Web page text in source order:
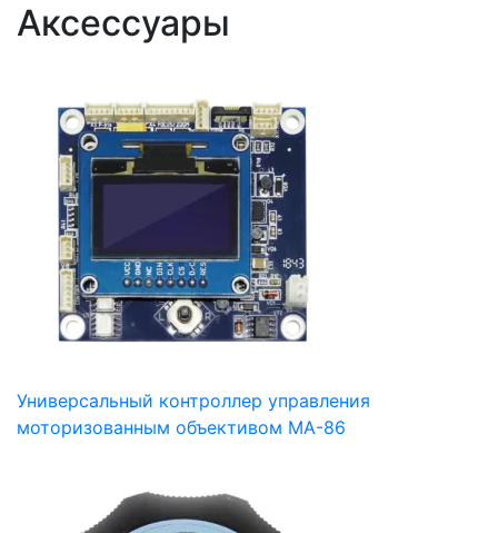
Аксессуары
Универсальный контроллер управления
моторизованным объективом MA-86